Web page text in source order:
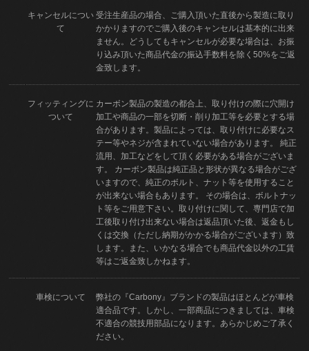
キャンセルについ
て
受注生産品の場合、ご購入頂いた直後から製造に取り
かかりますのでご購入後のキャンセルは基本的に出来
ません。どうしてもキャンセルが必要な場合は、お振
り込み頂いた商品代金の振込手数料を除く50%をご返
金致します。
フィッティングに
ついて
カーボン製品の製造の都合上、取り付けの際に穴開け
加工や商品の一部を切断・削り加工等を必要とする場
合があります。製品によっては、取り付けに必要なス
テー等やネジが含まれていない場合があります。 純正
流用、加工などをして頂く必要がある場合がございま
す。 カーボン製品は純正品と形状が異なる場合がござ
いますので、純正のボルト、ナット等を使用すること
が出来ない場合もあります。 その場合は、ボルトナッ
ト等をご用意下さい。取り付けに関して、専門店で加
工後取り付け出来ない場合は返品頂いた後、返金もし
くは交換（ただし納期がかかる場合がございます）致
します。また、いかなる場合でも商品代金以外の工賃
等はご返金致しかねます。
車検について
弊社の『Carbony』ブランドの製品はほとんどが車検
適合品です。しかし、一部商品につきましては、車検
不適合の競技用部品になります。あらかじめご了承く
ださい。